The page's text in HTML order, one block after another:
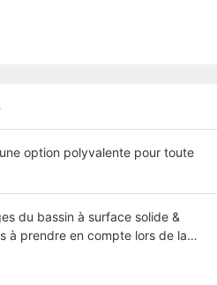
option polyvalente pour toute
du bassin à surface solide &
à prendre en compte lors de la